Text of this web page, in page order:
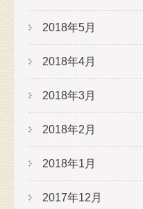
2018年5月
2018年4月
2018年3月
2018年2月
2018年1月
2017年12月